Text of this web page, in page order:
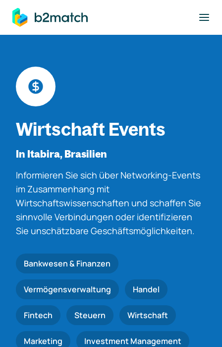
springen
Wirtschaft Events
In Itabira, Brasilien
Informieren Sie sich über Networking-Events
im Zusammenhang mit
Wirtschaftswissenschaften und schaffen Sie
sinnvolle Verbindungen oder identifizieren
Sie unschätzbare Geschäftsmöglichkeiten.
Bankwesen & Finanzen
Vermögensverwaltung Handel
Fintech Steuern Wirtschaft
Marketing Investment Management